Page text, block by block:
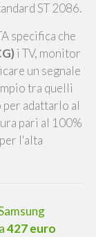
ST 2086.
specifica che
i TV, monitor
un segnale
tra quelli
adattarlo al
pari al 100%
l'alta
427 euro